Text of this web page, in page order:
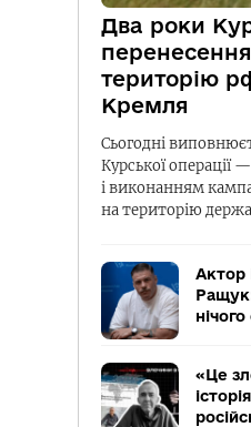
Два роки
територію
Кремля
Сьогодні
Курської операції
і виконанням
на територію
Актор
«Це